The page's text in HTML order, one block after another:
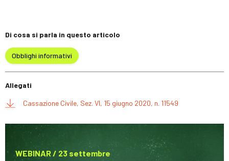
Di cosa si parla in questo articolo
Obblighi informativi
Allegati
Cassazione Civile, Sez. VI, 15 giugno 2020, n. 11549
WEBINAR / 23 settembre